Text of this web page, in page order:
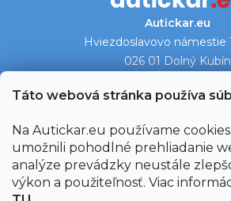
Táto webová stránka používa
Na Autickar.eu používame
umožnili pohodlné prehliadanie
analýze prevádzky neustále
výkon a použiteľnosť. Viac
Autickar.eu
Hviezdoslavovo námestie
026 01 Dolný Kubín
Ukázať na mape